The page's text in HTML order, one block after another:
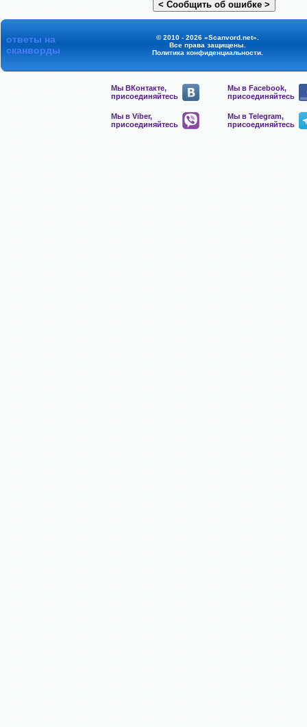
ответы на
сканворды
© 2010 - 2026 «Scanvord.net».
Все права защищены.
Политика конфиденциальности.
Мы ВКонтакте,
присоединяйтесь
Мы в Facebook,
присоединяйтесь
Мы в Viber,
присоединяйтесь
Мы в Telegram,
присоединяйтесь